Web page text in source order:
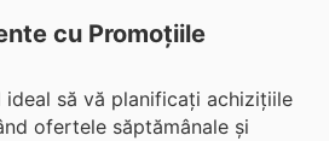
cu Promoțiile
ideal să vă planificați achizițiile
ofertele săptămânale și